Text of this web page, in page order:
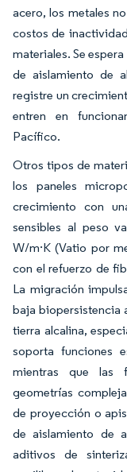
acero, los metales
costos de
materiales. Se
de aislamiento de
registre un
entren en
Pacífico.
Otros tipos de
los paneles
crecimiento con
sensibles al peso
W/m·K (Vatio por
con el refuerzo de
La migración
baja biopersistencia
tierra alcalina,
soporta funciones
mientras que las
geometrías
de proyección o
de aislamiento de
aditivos de